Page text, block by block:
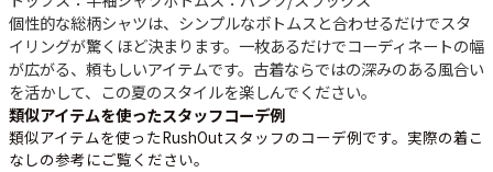
個性的な総柄シャツは、シンプルなボトムスと合わせるだけでスタ
イリングが驚くほど決まります。一枚あるだけでコーディネートの幅
が広がる、頼もしいアイテムです。古着ならではの深みのある風合い
を活かして、この夏のスタイルを楽しんでください。
類似アイテムを使ったスタッフコーデ例
類似アイテムを使ったRushOutスタッフのコーデ例です。実際の着こ
なしの参考にご覧ください。